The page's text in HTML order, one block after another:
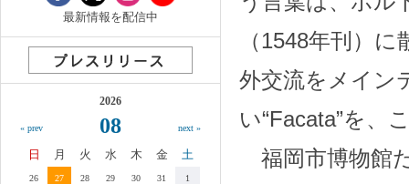
（1548年刊）
外交流をメイン
い“Facata”を、
福岡市博物館
最新情報を配信中
« prev
2026
08 next »
日 月 火 水 木 金 土
26 27 28 29 30 31 1